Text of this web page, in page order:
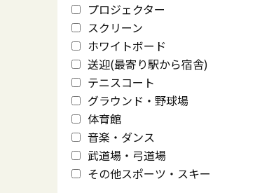
プロジェクター
スクリーン
ホワイトボード
送迎(最寄り駅から宿舎)
テニスコート
グラウンド・野球場
体育館
音楽・ダンス
武道場・弓道場
その他スポーツ・スキー